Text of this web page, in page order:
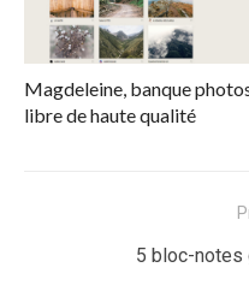
Magdeleine, banque
libre de haute qualité
Previous
5 bloc-notes